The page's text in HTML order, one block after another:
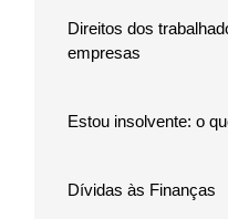
Direitos dos
empresas
Estou insolvente: o
Dívidas às Finanças